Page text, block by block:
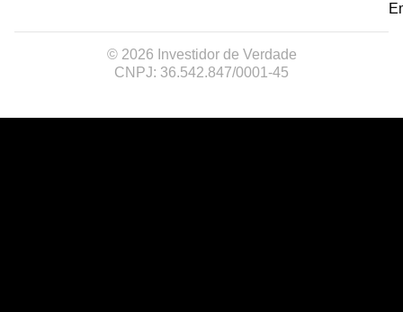
© 2026 Investidor de Verdade
CNPJ: 36.542.847/0001-45